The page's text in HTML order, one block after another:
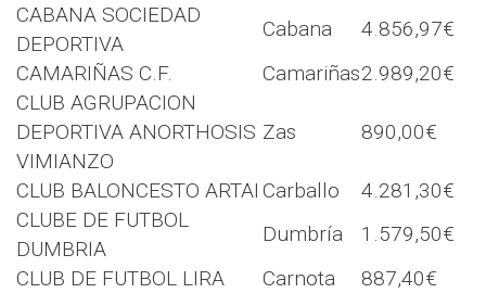
CABANA SOCIEDAD
DEPORTIVA
Cabana
4.856,97€
CAMARIÑAS C.F.
Camariñas2.989,20€
CLUB AGRUPACION
DEPORTIVA ANORTHOSIS
VIMIANZO
Zas 890,00€
CLUB BALONCESTO ARTAI Carballo
4.281,30€
CLUBE DE FUTBOL
DUMBRIA
Dumbría
1.579,50€
CLUB DE FUTBOL LIRA
Carnota 887,40€